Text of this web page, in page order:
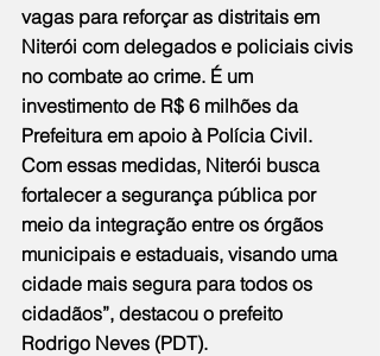
vagas para reforçar as distritais em
Niterói com delegados e policiais civis
no combate ao crime. É um
investimento de R$ 6 milhões da
Prefeitura em apoio à Polícia Civil.
Com essas medidas, Niterói busca
fortalecer a segurança pública por
meio da integração entre os órgãos
municipais e estaduais, visando uma
cidade mais segura para todos os
cidadãos”, destacou o prefeito
Rodrigo Neves (PDT).